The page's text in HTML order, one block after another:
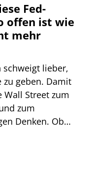
Fed-
offen ist wie
mehr
schweigt lieber,
zu geben. Damit
zum
Denken. Ob